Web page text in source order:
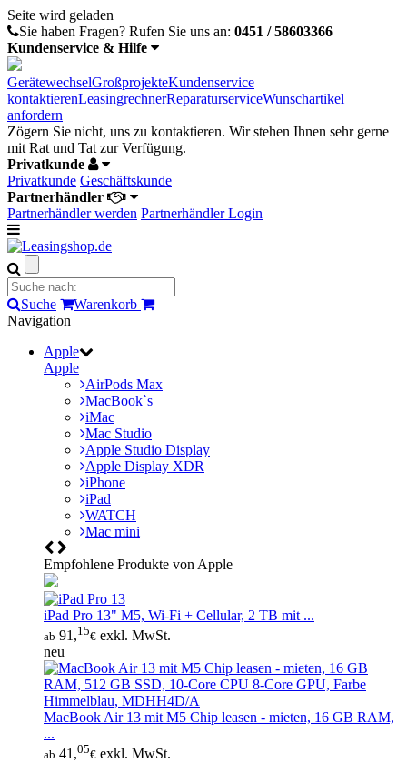
Seite wird geladen
Sie haben Fragen? Rufen Sie uns an: 0451 / 58603366
Kundenservice & Hilfe
GerätewechselGroßprojekteKundenservice
kontaktierenLeasingrechnerReparaturserviceWunschartikel
anfordern
Zögern Sie nicht, uns zu kontaktieren. Wir stehen Ihnen sehr gerne
mit Rat und Tat zur Verfügung.
Privatkunde
Privatkunde Geschäftskunde
Partnerhändler
Partnerhändler werden Partnerhändler Login
Suche
Warenkorb
Navigation
Apple
Apple
AirPods Max
MacBook`s
iMac
Mac Studio
Apple Studio Display
Apple Display XDR
iPhone
iPad
WATCH
Mac mini
Empfohlene Produkte von Apple
iPad Pro 13" M5, Wi‑Fi + Cellular, 2 TB mit ...
ab 91,15€ exkl. MwSt.
neu
MacBook Air 13 mit M5 Chip leasen - mieten, 16 GB RAM,
...
ab 41,05€ exkl. MwSt.